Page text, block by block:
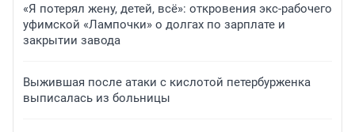
«Я потерял жену, детей, всё»: откровения экс-рабочего
уфимской «Лампочки» о долгах по зарплате и
закрытии завода
Выжившая после атаки с кислотой петербурженка
выписалась из больницы